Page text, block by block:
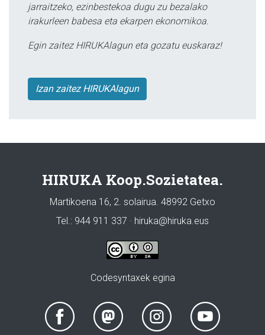
jarraitzeko, ezinbestekoa dugu zu bezalako
irakurleen babesa eta ekarpen ekonomikoa.
Egin zaitez HIRUKAlagun eta gozatu euskaraz!
Izan zaitez HIRUKAlagun
HIRUKA Koop.Sozietatea.
Martikoena 16, 2. solairua. 48992 Getxo
Tel.: 944 911 337 · hiruka@hiruka.eus
Codesyntaxek egina